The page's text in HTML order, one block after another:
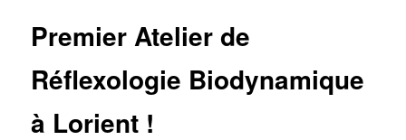
Premier Atelier de
Réflexologie Biodynamique
à Lorient !